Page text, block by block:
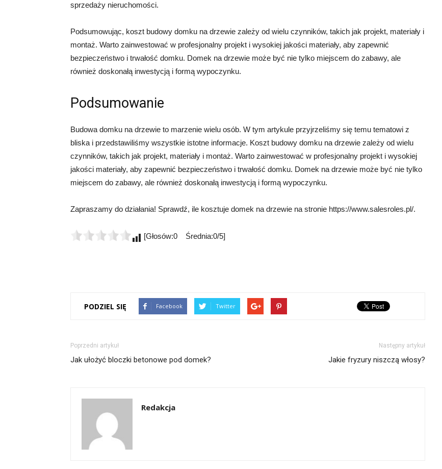
sprzedaży nieruchomości.
Podsumowując, koszt budowy domku na drzewie zależy od wielu czynników, takich jak projekt, materiały i
montaż. Warto zainwestować w profesjonalny projekt i wysokiej jakości materiały, aby zapewnić
bezpieczeństwo i trwałość domku. Domek na drzewie może być nie tylko miejscem do zabawy, ale
również doskonałą inwestycją i formą wypoczynku.
Podsumowanie
Budowa domku na drzewie to marzenie wielu osób. W tym artykule przyjrzeliśmy się temu tematowi z
bliska i przedstawiliśmy wszystkie istotne informacje. Koszt budowy domku na drzewie zależy od wielu
czynników, takich jak projekt, materiały i montaż. Warto zainwestować w profesjonalny projekt i wysokiej
jakości materiały, aby zapewnić bezpieczeństwo i trwałość domku. Domek na drzewie może być nie tylko
miejscem do zabawy, ale również doskonałą inwestycją i formą wypoczynku.
Zapraszamy do działania! Sprawdź, ile kosztuje domek na drzewie na stronie https://www.salesroles.pl/.
[Głosów:0 Średnia:0/5]
PODZIEL SIĘ Facebook Twitter
Poprzedni artykuł
Jak ułożyć bloczki betonowe pod domek?
Następny artykuł
Jakie fryzury niszczą włosy?
Redakcja